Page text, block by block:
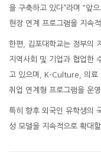
을 구축하고 있다”라며 “앞
현장 연계 프로그램을 지속
한편, 김포대학교는 정부의
지역사회 및 기업과 협업한
고 있으며, K-Culture, 의료
취업 연계형 프로그램을 운
특히 향후 외국인 유학생의
성 모델을 지속적으로 확대